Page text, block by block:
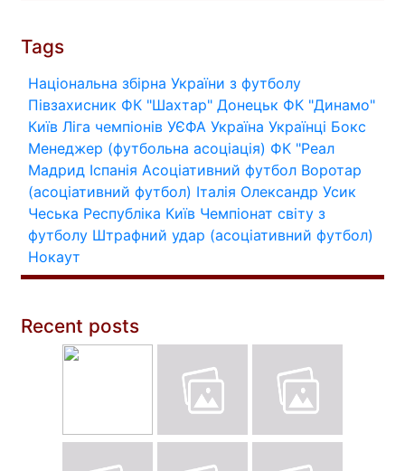
Tags
Національна збірна України з футболу
Півзахисник ФК "Шахтар" Донецьк ФК "Динамо"
Київ Ліга чемпіонів УЄФА Україна Українці Бокс
Менеджер (футбольна асоціація) ФК "Реал
Мадрид Іспанія Асоціативний футбол Воротар
(асоціативний футбол) Італія Олександр Усик
Чеська Республіка Київ Чемпіонат світу з
футболу Штрафний удар (асоціативний футбол)
Нокаут
Recent posts